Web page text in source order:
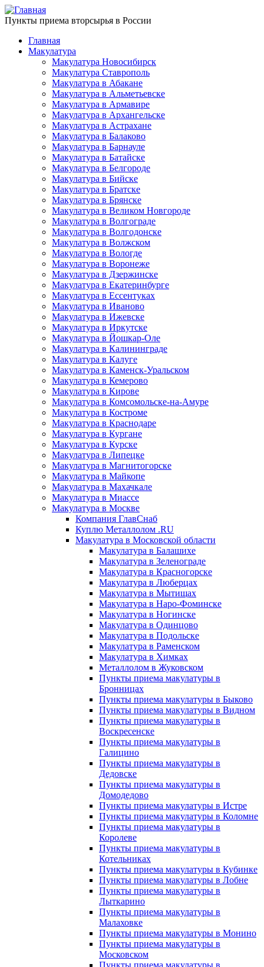
Пункты приема вторсырья в России
Главная
Макулатура
Макулатура Новосибирск
Макулатура Ставрополь
Макулатура в Абакане
Макулатура в Альметьевске
Макулатура в Армавире
Макулатура в Архангельске
Макулатура в Астрахане
Макулатура в Балаково
Макулатура в Барнауле
Макулатура в Батайске
Макулатура в Белгороде
Макулатура в Бийске
Макулатура в Братске
Макулатура в Брянске
Макулатура в Великом Новгороде
Макулатура в Волгограде
Макулатура в Волгодонске
Макулатура в Волжском
Макулатура в Вологде
Макулатура в Воронеже
Макулатура в Дзержинске
Макулатура в Екатеринбурге
Макулатура в Ессентуках
Макулатура в Иваново
Макулатура в Ижевске
Макулатура в Иркутске
Макулатура в Йошкар-Оле
Макулатура в Калининграде
Макулатура в Калуге
Макулатура в Каменск-Уральском
Макулатура в Кемерово
Макулатура в Кирове
Макулатура в Комсомольске-на-Амуре
Макулатура в Костроме
Макулатура в Краснодаре
Макулатура в Кургане
Макулатура в Курске
Макулатура в Липецке
Макулатура в Магнитогорске
Макулатура в Майкопе
Макулатура в Махачкале
Макулатура в Миассе
Макулатура в Москве
Компания ГлавСнаб
Куплю Металлолом .RU
Макулатура в Московской области
Макулатура в Балашихе
Макулатура в Зеленограде
Макулатура в Красногорске
Макулатура в Люберцах
Макулатура в Мытищах
Макулатура в Наро-Фоминске
Макулатура в Ногинске
Макулатура в Одинцово
Макулатура в Подольске
Макулатура в Раменском
Макулатура в Химках
Металлолом в Жуковском
Пункты приема макулатуры в
Бронницах
Пункты приема макулатуры в Быково
Пункты приема макулатуры в Видном
Пункты приема макулатуры в
Воскресенске
Пункты приема макулатуры в
Галицино
Пункты приема макулатуры в
Дедовске
Пункты приема макулатуры в
Домодедово
Пункты приема макулатуры в Истре
Пункты приема макулатуры в Коломне
Пункты приема макулатуры в
Королеве
Пункты приема макулатуры в
Котельниках
Пункты приема макулатуры в Кубинке
Пункты приема макулатуры в Лобне
Пункты приема макулатуры в
Лыткарино
Пункты приема макулатуры в
Малаховке
Пункты приема макулатуры в Монино
Пункты приема макулатуры в
Московском
Пункты приема макулатуры в